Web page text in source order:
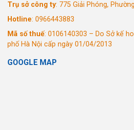
Trụ sở công ty: 775 Giải Phóng,
Hotline: 0966443883
Mã số thuế: 0106140303 – Do Sở kế
phố Hà Nội cấp ngày 01/04/2013
GOOGLE MAP